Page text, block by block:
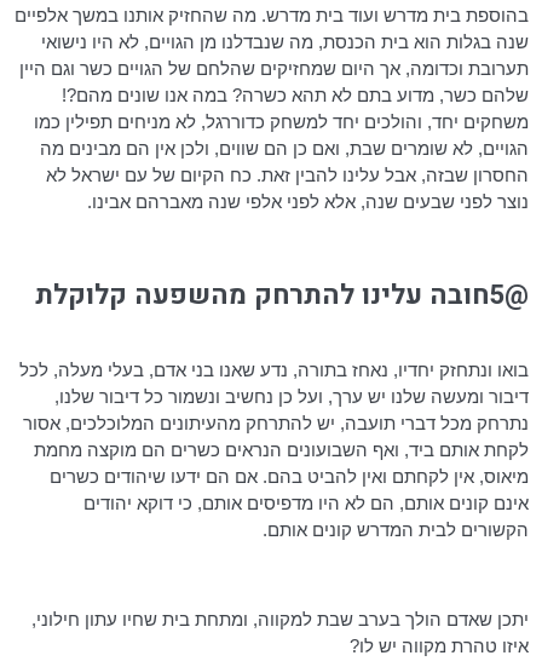
בהוספת בית מדרש ועוד בית מדרש. מה שהחזיק אותנו במשך אלפיים
שנה בגלות הוא בית הכנסת, מה שנבדלנו מן הגויים, לא היו נישואי
תערובת וכדומה, אך היום שמחזיקים שהלחם של הגויים כשר וגם היין
שלהם כשר, מדוע בתם לא תהא כשרה? במה אנו שונים מהם?!
משחקים יחד, והולכים יחד למשחק כדוררגל, לא מניחים תפילין כמו
הגויים, לא שומרים שבת, ואם כן הם שווים, ולכן אין הם מבינים מה
החסרון שבזה, אבל עלינו להבין זאת. כח הקיום של עם ישראל לא
נוצר לפני שבעים שנה, אלא לפני אלפי שנה מאברהם אבינו.
@5חובה עלינו להתרחק מהשפעה קלוקלת
בואו ונתחזק יחדיו, נאחז בתורה, נדע שאנו בני אדם, בעלי מעלה, לכל
דיבור ומעשה שלנו יש ערך, ועל כן נחשיב ונשמור כל דיבור שלנו,
נתרחק מכל דברי תועבה, יש להתרחק מהעיתונים המלוכלכים, אסור
לקחת אותם ביד, ואף השבועונים הנראים כשרים הם מוקצה מחמת
מיאוס, אין לקחתם ואין להביט בהם. אם הם ידעו שיהודים כשרים
אינם קונים אותם, הם לא היו מדפיסים אותם, כי דוקא יהודים
הקשורים לבית המדרש קונים אותם.
יתכן שאדם הולך בערב שבת למקווה, ומתחת בית שחיו עתון חילוני,
איזו טהרת מקווה יש לו?